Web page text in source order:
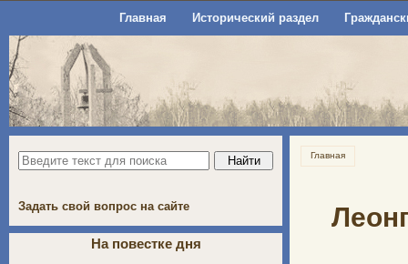
Главная Исторический раздел
Главная
Задать свой вопрос на сайте
На повестке дня